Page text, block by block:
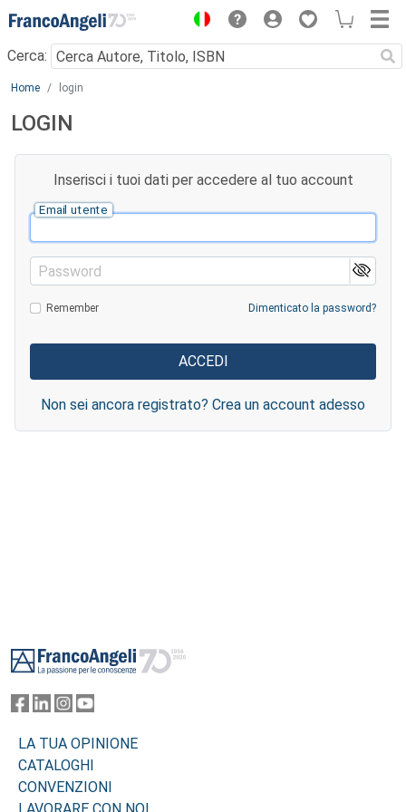
Menu
Cerca:
Main content
Home login
LOGIN
Inserisci i tuoi dati per accedere al tuo account
Email utente
Password
Remember Dimenticato la password?
Non sei ancora registrato? Crea un account adesso
LA TUA OPINIONE
CATALOGHI
CONVENZIONI